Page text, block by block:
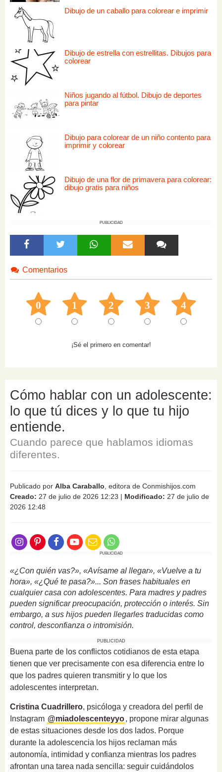
Dibujo de un caballo para colorear e imprimir
Dibujo de estrella con estrellitas. Dibujos para
colorear
Niños jugando al fútbol. Dibujo de deportes
para pintar
Dibujo para colorear de un niño contento para
imprimir y colorear
Dibujo de una flor de primavera para colorear:
dibujo gratis para niños
PUBLICIDAD
Comentarios
0 1 2 3 4
¡Sé el primero en comentar!
Cómo hablar con un adolescente:
lo que tú dices y lo que tu hijo
entiende.
Cuando parece que hablamos idiomas
diferentes.
Publicado por Alba Caraballo , editora de Conmishijos.com
Creado: 27 de julio de 2026 12:23 | Modificado: 27 de julio de
2026 12:48
PUBLICIDAD
«¿Con quién vas?», «Avísame al llegar», «Vuelve a tu
hora», «¿Qué te pasa?»... Son frases habituales en
cualquier casa con adolescentes. Para madres y padres
pueden significar preocupación, protección o interés. Sin
embargo, a sus hijos pueden llegarles traducidas como
control, desconfianza o intromisión.
PUBLICIDAD
Buena parte de los conflictos cotidianos de esta etapa
tienen que ver precisamente con esa diferencia entre lo
que los padres quieren transmitir y lo que los
adolescentes interpretan.
Cristina Cuadrillero, psicóloga y creadora del perfil de
Instagram @miadolescenteyyo, propone mirar algunas
de estas situaciones desde los dos lados. Porque
durante la adolescencia los hijos reclaman más
autonomía, intimidad y confianza mientras los padres
afrontan una tarea nada sencilla: seguir cuidándolos